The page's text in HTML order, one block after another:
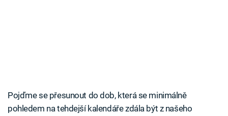
Pojďme se přesunout do dob, která se minimálně
pohledem na tehdejší kalendáře zdála být z našeho